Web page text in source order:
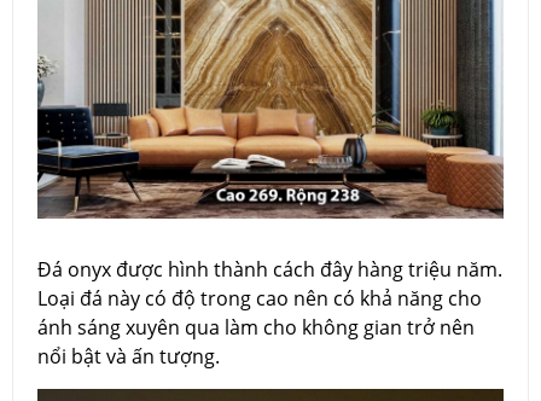
Đá onyx được hình thành cách đây hàng triệu năm.
Loại đá này có độ trong cao nên có khả năng cho
ánh sáng xuyên qua làm cho không gian trở nên
nổi bật và ấn tượng.